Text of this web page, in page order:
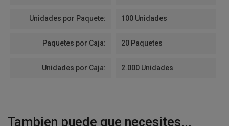
Unidades por Paquete: 100 Unidades
Paquetes por Caja: 20 Paquetes
Unidades por Caja: 2.000 Unidades
Tambien puede que necesites...